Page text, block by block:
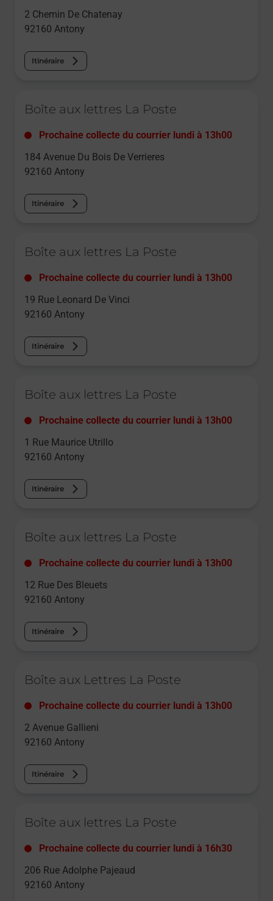
2 Chemin De Chatenay
92160 Antony
Itinéraire
Boîte aux lettres La Poste
Prochaine collecte du courrier lundi à 13h00
184 Avenue Du Bois De Verrieres
92160 Antony
Itinéraire
Boîte aux lettres La Poste
Prochaine collecte du courrier lundi à 13h00
19 Rue Leonard De Vinci
92160 Antony
Itinéraire
Boîte aux lettres La Poste
Prochaine collecte du courrier lundi à 13h00
1 Rue Maurice Utrillo
92160 Antony
Itinéraire
Boîte aux lettres La Poste
Prochaine collecte du courrier lundi à 13h00
12 Rue Des Bleuets
92160 Antony
Itinéraire
Boîte aux Lettres La Poste
Prochaine collecte du courrier lundi à 13h00
2 Avenue Gallieni
92160 Antony
Itinéraire
Boîte aux lettres La Poste
Prochaine collecte du courrier lundi à 16h30
206 Rue Adolphe Pajeaud
92160 Antony